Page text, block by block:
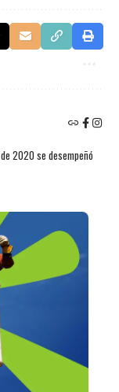
2020 se desempeñó